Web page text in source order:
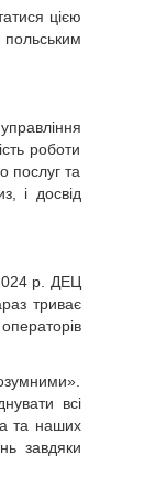
цією
роботи
послуг та
і досвід
р. ДЕЦ
триває
всі
та наших
завдяки